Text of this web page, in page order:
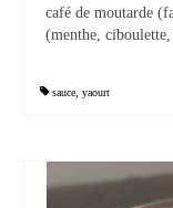
café de moutarde
(menthe,
sauce yaourt